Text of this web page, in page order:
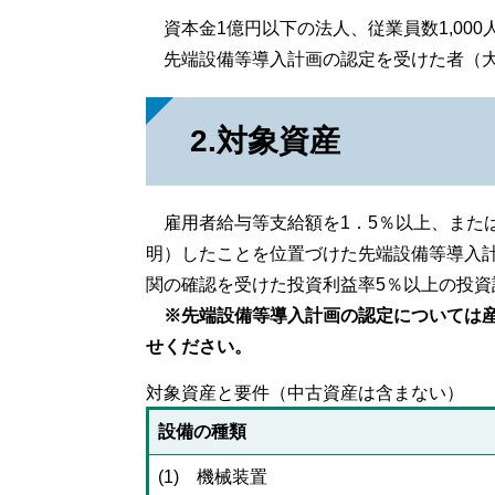
資本金1億円以下の法人、従業員数1,000
先端設備等導入計画の認定を受けた者（
2.対象資産
雇用者給与等支給額を1．5％以上、また
明）したことを位置づけた先端設備等導入
関の確認を受けた投資利益率5％以上の投
※先端設備等導入計画の認定については
せください。
対象資産と要件（中古資産は含まない）
設備の種類
(1) 機械装置